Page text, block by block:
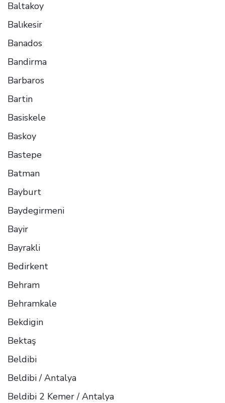
Baltakoy
Balıkesir
Banados
Bandirma
Barbaros
Bartin
Basiskele
Baskoy
Bastepe
Batman
Bayburt
Baydegirmeni
Bayir
Bayrakli
Bedirkent
Behram
Behramkale
Bekdigin
Bektaş
Beldibi
Beldibi / Antalya
Beldibi 2 Kemer / Antalya